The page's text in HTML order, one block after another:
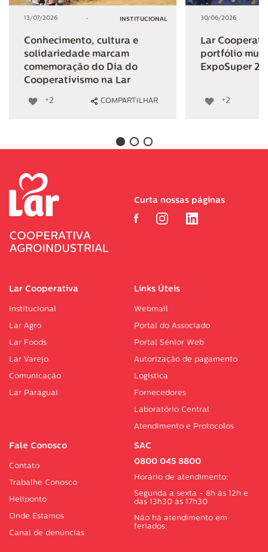
13/07/2026 - INSTITUCIONAL
Conhecimento, cultura e
solidariedade marcam
comemoração do Dia do
Cooperativismo na Lar
+2 COMPARTILHAR
30/06/2026
Lar
portfólio
ExpoSuper
+2
Lar Cooperativa
Institucional
Lar Agro
Lar Foods
Lar Varejo
Comunicação
Lar Paraguai
Links Úteis
Webmail
Portal do Associado
Portal Sénior Web
Autorização de pagamento
Logística
Fornecedores
Laboratório Central
Atendimento e Protocolos
Fale Conosco
Contato
Trabalhe Conosco
Heliponto
Onde Estamos
Canal de denúncias
SAC
0800 045 8800
Horário de atendimento:
Segunda a sexta - 8h às 12h e
das 13h30 às 17h30
Não há atendimento em
feriados.
Curta nossas páginas